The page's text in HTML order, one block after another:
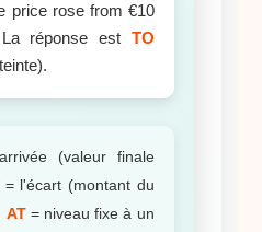
price rose from €10
réponse est TO
(valeur finale
= l'écart (montant du
AT= niveau fixe à un